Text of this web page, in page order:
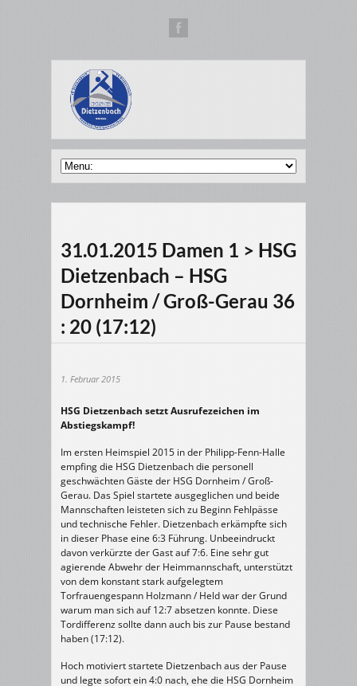
31.01.2015 Damen 1 > HSG
Dietzenbach – HSG
Dornheim / Groß-Gerau 36
: 20 (17:12)
1. Februar 2015
HSG Dietzenbach setzt Ausrufezeichen im
Abstiegskampf!
Im ersten Heimspiel 2015 in der Philipp-Fenn-Halle
empfing die HSG Dietzenbach die personell
geschwächten Gäste der HSG Dornheim / Groß-
Gerau. Das Spiel startete ausgeglichen und beide
Mannschaften leisteten sich zu Beginn Fehlpässe
und technische Fehler. Dietzenbach erkämpfte sich
in dieser Phase eine 6:3 Führung. Unbeeindruckt
davon verkürzte der Gast auf 7:6. Eine sehr gut
agierende Abwehr der Heimmannschaft, unterstützt
von dem konstant stark aufgelegtem
Torfrauengespann Holzmann / Held war der Grund
warum man sich auf 12:7 absetzen konnte. Diese
Tordifferenz sollte dann auch bis zur Pause bestand
haben (17:12).
Hoch motiviert startete Dietzenbach aus der Pause
und legte sofort ein 4:0 nach, ehe die HSG Dornheim